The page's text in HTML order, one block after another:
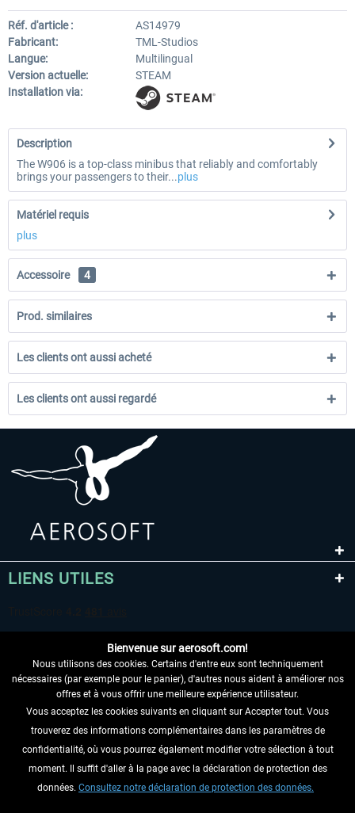
Réf. d'article :
AS14979
Fabricant:
TML-Studios
Langue:
Multilingual
Version actuelle:
STEAM
Installation via:
Description
The W906 is a top-class minibus that reliably and comfortably
brings your passengers to their...plus
Matériel requis
plus
Accessoire 4
Prod. similaires
Les clients ont aussi acheté
Les clients ont aussi regardé
LIENS UTILES
RENONCER AU CONTRAT ICI
INFORMATIONS
NE MANQUEZ PAS LES DERNIÈRES
Bienvenue sur aerosoft.com!
Nous utilisons des cookies. Certains d'entre eux sont techniquement
nécessaires (par exemple pour le panier), d'autres nous aident à améliorer nos
offres et à vous offrir une meilleure expérience utilisateur.
Vous acceptez les cookies suivants en cliquant sur Accepter tout. Vous
trouverez des informations complémentaires dans les paramètres de
confidentialité, où vous pourrez également modifier votre sélection à tout
moment. Il suffit d'aller à la page avec la déclaration de protection des
données. Consultez notre déclaration de protection des données.